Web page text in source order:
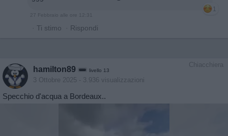
1
27 Febbraio alle ore 12:31
· Ti stimo · Rispondi
Chiacchiera
hamilton89 livello 13
3 Ottobre 2025 - 3.936 visualizzazioni
Specchio d'acqua a Bordeaux..